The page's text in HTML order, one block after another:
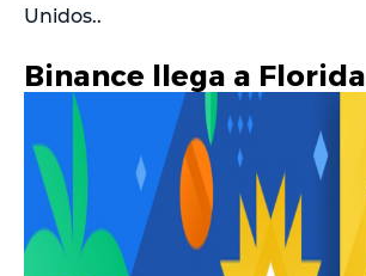
Unidos..
Binance llega a Florida